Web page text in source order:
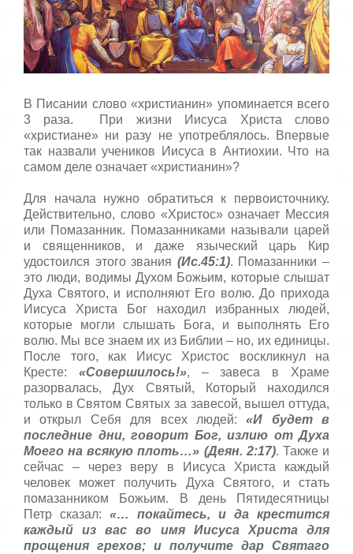
т
а
,
о
ц
е
и
т
е
В Писании слово «христианин» упоминается всего
3 раза. При жизни Иисуса Христа слово
«христиане» ни разу не употреблялось. Впервые
так назвали учеников Иисуса в Антиохии. Что на
самом деле означает «христианин»?
Для начала нужно обратиться к первоисточнику.
Действительно, слово «Христос» означает Мессия
или Помазанник. Помазанниками называли царей
и священников, и даже языческий царь Кир
удостоился этого звания (Ис.45:1). Помазанники –
это люди, водимы Духом Божьим, которые слышат
Духа Святого, и исполняют Его волю. До прихода
Иисуса Христа Бог находил избранных людей,
которые могли слышать Бога, и выполнять Его
волю. Мы все знаем их из Библии – но, их единицы.
После того, как Иисус Христос воскликнул на
Кресте: «Совершилось!», – завеса в Храме
разорвалась, Дух Святый, Который находился
только в Святом Святых за завесой, вышел оттуда,
и открыл Себя для всех людей:«И будет в
последние дни, говорит Бог, излию от Духа
Моего на всякую плоть…» (Деян. 2:17). Также и
сейчас – через веру в Иисуса Христа каждый
человек может получить Духа Святого, и стать
помазанником Божьим. В день Пятидесятницы
Петр сказал: «… покайтесь, и да крестится
каждый из вас во имя Иисуса Христа для
прощения грехов; и получите дар Святаго